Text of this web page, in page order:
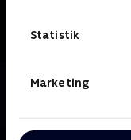
Statistik
Marketing
Om TV2 Nord